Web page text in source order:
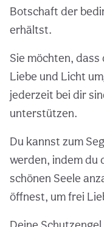
Botschaft der
erhältst.
Sie möchten,
Liebe und Licht
jederzeit bei dir
unterstützen.
Du kannst zum
werden, indem du
schönen Seele
öffnest, um frei